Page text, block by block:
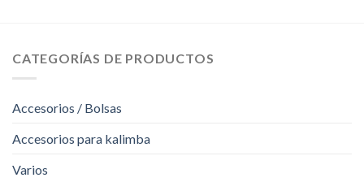
CATEGORÍAS DE PRODUCTOS
Accesorios / Bolsas
Accesorios para kalimba
Varios